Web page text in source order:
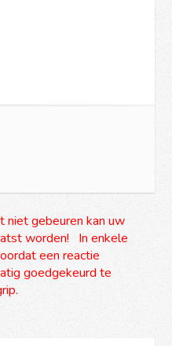
niet gebeuren kan uw
worden! In enkele
een reactie
goedgekeurd te